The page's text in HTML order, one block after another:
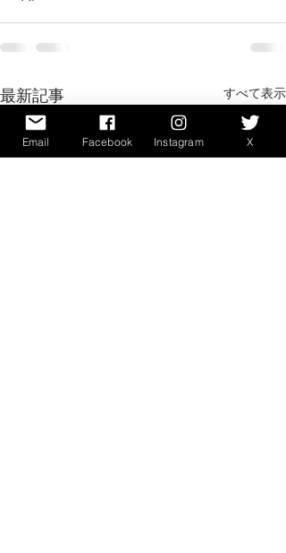
最新記事 すべて表示
Email Facebook Instagram X